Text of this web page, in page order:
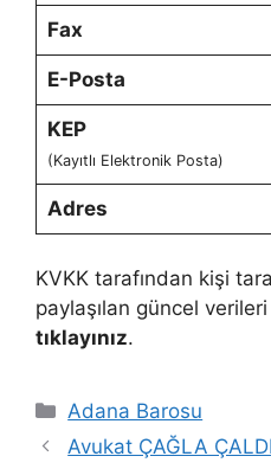
Fax
E-Posta
KEP
(Kayıtlı Elektronik Posta)
Adres
KVKK tarafından kişi
paylaşılan güncel
tıklayınız.
Kategoriler
Adana Barosu
Avukat ÇAĞLA